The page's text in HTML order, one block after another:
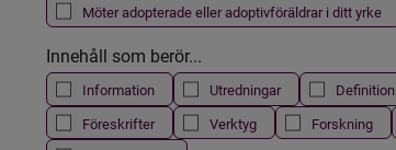
Möter adopterade eller adoptivföräldrar i ditt yrke
Innehåll som berör...
Information Utredningar Definition
Föreskrifter
Verktyg Forskning